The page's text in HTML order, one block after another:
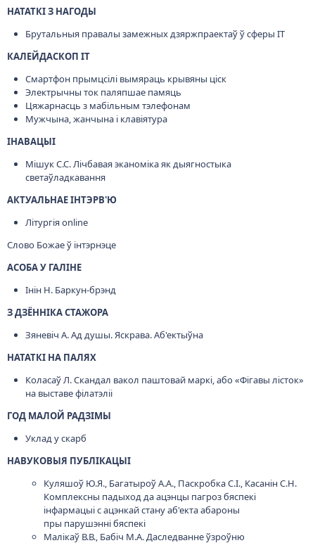
НАТАТКІ З НАГОДЫ
Брутальныя правалы замежных дзяржпраектаў ў сферы IT
КАЛЕЙДАСКОП IT
Смартфон прымцсілі вымяраць крывяны ціск
Электрычны ток паляпшае памяць
Цяжарнасць з мабільным тэлефонам
Мужчына, жанчына і клавіятура
ІНАВАЦЫІ
Мішук С.С. Лічбавая эканоміка як дыягностыка
светаўладкавання
АКТУАЛЬНАЕ ІНТЭРВ'Ю
Літургія online
Cлово Божае ў інтэрнэце
АСОБА У ГАЛІНЕ
Інін Н. Баркун-брэнд
З ДЗЁННІКА СТАЖОРА
Зяневіч А. Ад душы. Яскрава. Аб'ектыўна
НАТАТКІ НА ПАЛЯХ
Коласаў Л. Скандал вакол паштовай маркі, або «Фігавы лісток»
на выставе філатэліі
ГОД МАЛОЙ РАДЗІМЫ
Уклад у скарб
НАВУКОВЫЯ ПУБЛІКАЦЫІ
Куляшоў Ю.Я., Багатыроў А.А., Паскробка С.І., Касанін С.Н.
Комплексны падыход да ацэнцы пагроз бяспекі
інфармацыі c ацэнкай стану аб'екта абароны
пры парушэнні бяспекі
Малікаў В.В., Бабіч М.А. Даследванне ўзроўню